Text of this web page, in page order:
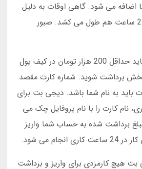
اضافه می شود. گاهی اوقات به دلیل
شلوغی بانک ها، تا 2 ساعت هم طول می کشد. صبور
برای برداشت پول، باید حداقل 200 هزار تومان در کیف پول
بخش برداشت شوید. شماره کارت مقصد
باید به نام شما باشد. دیجی بت برای
نام کارت را با نام پروفایل چک می
برداشت شده به حساب شما واریز
می شود.
هیچ کارمزدی برای واریز و برداشت